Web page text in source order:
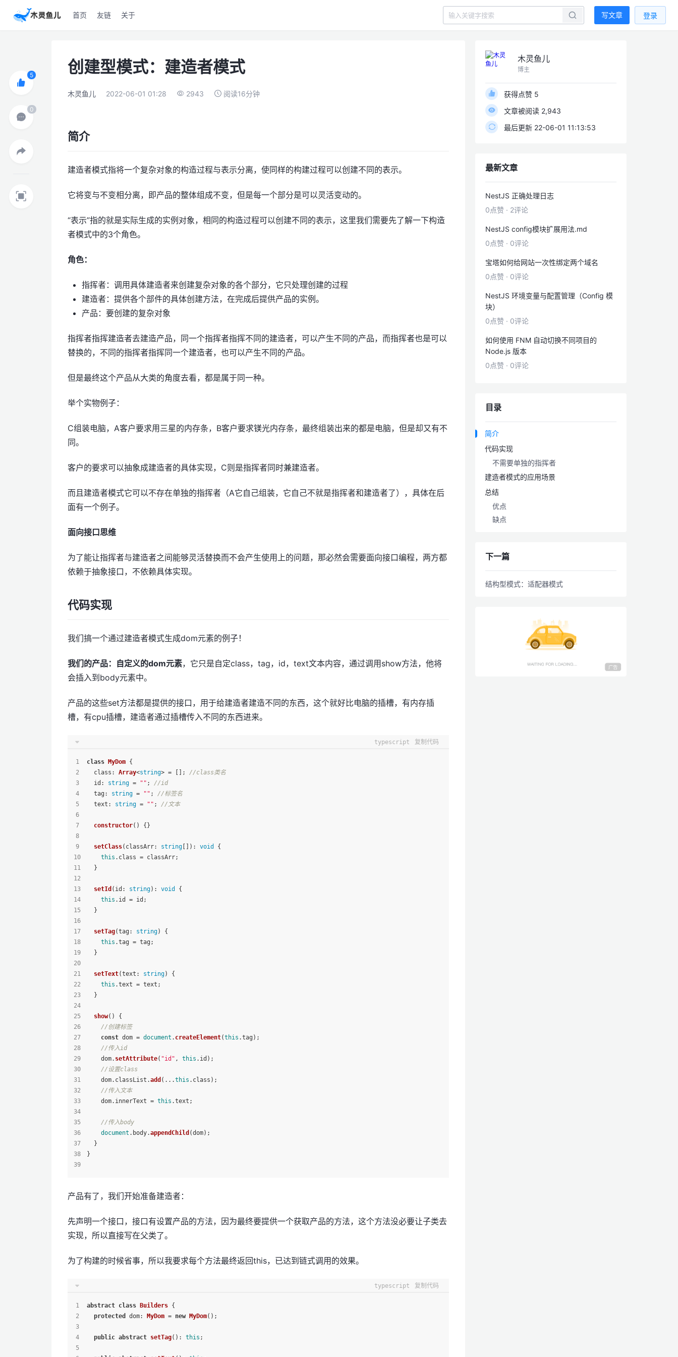
首页 友链 关于 写文章 登录
创建型模式：建造者模式
木灵鱼儿 2022-06-01 01:28 2943 阅读16分钟
简介
建造者模式指将一个复杂对象的构造过程与表示分离，使同样的构建过程可以创建不同的表示。
它将变与不变相分离，即产品的整体组成不变，但是每一个部分是可以灵活变动的。
“表示”指的就是实际生成的实例对象，相同的构造过程可以创建不同的表示，这里我们需要先了解一下构造
者模式中的3个角色。
角色：
指挥者：调用具体建造者来创建复杂对象的各个部分，它只处理创建的过程
建造者：提供各个部件的具体创建方法，在完成后提供产品的实例。
产品：要创建的复杂对象
指挥者指挥建造者去建造产品，同一个指挥者指挥不同的建造者，可以产生不同的产品，而指挥者也是可以
替换的，不同的指挥者指挥同一个建造者，也可以产生不同的产品。
但是最终这个产品从大类的角度去看，都是属于同一种。
举个实物例子：
C组装电脑，A客户要求用三星的内存条，B客户要求镁光内存条，最终组装出来的都是电脑，但是却又有不
同。
客户的要求可以抽象成建造者的具体实现，C则是指挥者同时兼建造者。
而且建造者模式它可以不存在单独的指挥者（A它自己组装，它自己不就是指挥者和建造者了），具体在后
面有一个例子。
面向接口思维
为了能让指挥者与建造者之间能够灵活替换而不会产生使用上的问题，那必然会需要面向接口编程，两方都
依赖于抽象接口，不依赖具体实现。
代码实现
我们搞一个通过建造者模式生成dom元素的例子！
我们的产品：自定义的dom元素，它只是自定class，tag，id，text文本内容，通过调用show方法，他将
会插入到body元素中。
产品的这些set方法都是提供的接口，用于给建造者建造不同的东西，这个就好比电脑的插槽，有内存插
槽，有cpu插槽，建造者通过插槽传入不同的东西进来。
typescript 复制代码
class MyDom {
class : Array<string> = []; //class类名
id : string = "" ; //id
tag : string = "" ; //标签名
text : string = "" ; //文本
constructor( ) {}
setClass( classArr: string []): void
{
this . class = classArr;
  }
setId ( id : string): void
{
this . id
= id;
  }
setTag(tag : string) {
this .tag = tag;
  }
setText(text : string) {
this .text = text;
  }
show( ) {
//创建标签
const dom = document . createElement(this .tag );
//传入id
    dom.
setAttribute( "id" , this . id );
//设置class
    dom.
classList .add (...this . class );
//传入文本
    dom.
innerText = this .text ;
//传入body
document . body.appendChild (dom);
  }
}
产品有了，我们开始准备建造者：
先声明一个接口，接口有设置产品的方法，因为最终要提供一个获取产品的方法，这个方法没必要让子类去
实现，所以直接写在父类了。
为了构建的时候省事，所以我要求每个方法最终返回this，已达到链式调用的效果。
typescript 复制代码
abstract class Builders {
protected
dom: MyDom = new MyDom();
public abstract setTag(): this ;
木灵鱼儿
博主
获得点赞 5
文章被阅读 2,943
最后更新 22-06-01 11:13:53
最新文章
NestJS 正确处理日志
0点赞 · 2评论
NestJS config模块扩展用法.md
0点赞 · 0评论
宝塔如何给网站一次性绑定两个域名
0点赞 · 0评论
NestJS 环境变量与配置管理（Config 模
块）
0点赞 · 0评论
如何使用 FNM 自动切换不同项目的
Node.js 版本
0点赞 · 0评论
目录
简介
代码实现
不需要单独的指挥者
建造者模式的应用场景
总结
优点
缺点
下一篇
结构型模式：适配器模式
广告